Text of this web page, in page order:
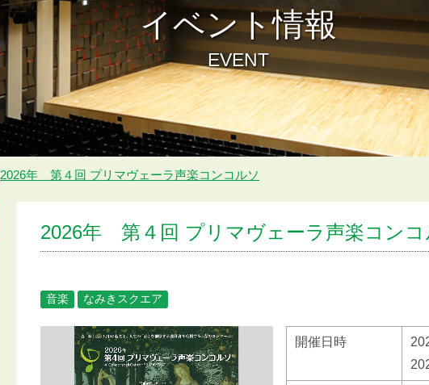
イベント情報
EVENT
2026年 第４回 プリマヴェーラ声楽コンコルソ
2026年 第４回 プリマヴェーラ声楽コンコ
音楽
なみきスクエア
開催日時